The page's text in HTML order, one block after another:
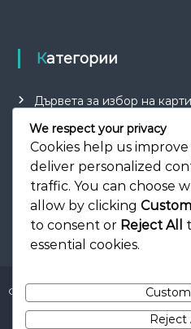
Категории
Дървета за избор на карти
Обяснения на
Чудесни стратегии
Copyright © 2026 detskigradini.net
ThemeGrill.
Политика за бисквитки
Кои
We respect your privacy
Cookies help us
deliver personalized
traffic. You can choose
allow by clicking
to consent or Reject All
essential cookies.
Reject